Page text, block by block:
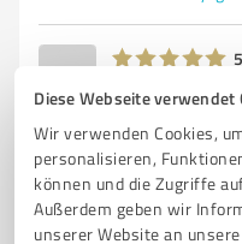
Diese Webseite verwendet
Wir verwenden Cookies,
personalisieren,
können und die Zugriffe
Außerdem geben wir
unserer Website an